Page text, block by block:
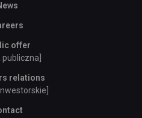
offer
publiczna]
relations